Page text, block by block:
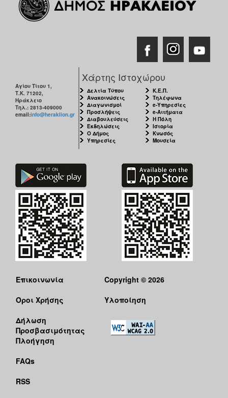
Αγίου Τίτου 1,
Τ.Κ. 71202,
Ηράκλειο
Τηλ.: 2813-409000
email:info@heraklion.gr
Χάρτης Ιστοχώρου
Δελτία Τύπου
Ανακοινώσεις
Διαγωνισμοί
Προσλήψεις
Διαβουλεύσεις
Εκδηλώσεις
Ο Δήμος
Υπηρεσίες
Κ.Ε.Π.
Τηλέφωνα
e-Υπηρεσίες
e-Αιτήματα
Η Πόλη
Ιστορία
Κνωσός
Μουσεία
Επικοινωνία
Όροι Χρήσης
Δήλωση
Προσβασιμότητας
Πλοήγηση
FAQs
RSS
Copyright © 2026
Υλοποίηση